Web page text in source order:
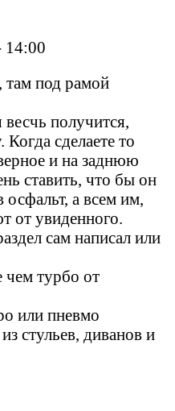
14:00
там под рамой
весчь получится,
сделаете то
и на заднюю
ставить, что бы он
осфальт, а всем им,
от увиденного.
сам написал или
чем турбо от
или пневмо
стульев, диванов и